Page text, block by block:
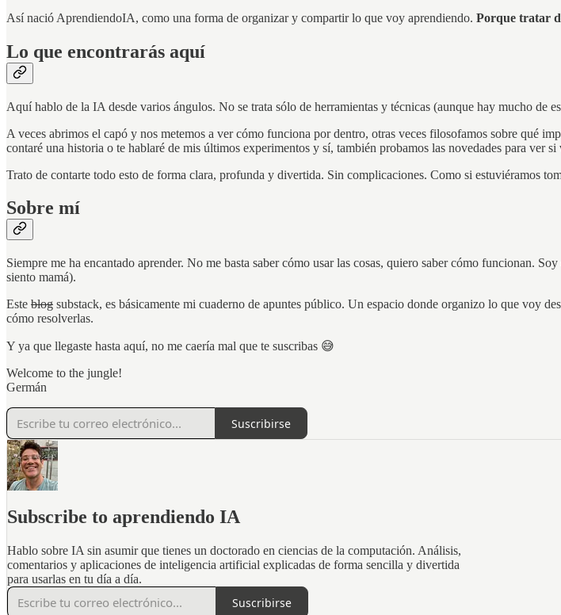
Así nació AprendiendoIA, como una forma de organizar y compartir lo que voy aprendiendo. Porque tratar
Lo que encontrarás aquí
Aquí hablo de la IA desde varios ángulos. No se trata sólo de herramientas y técnicas (aunque hay mucho de
A veces abrimos el capó y nos metemos a ver cómo funciona por dentro, otras veces filosofamos sobre qué
contaré una historia o te hablaré de mis últimos experimentos y sí, también probamos las novedades para ver
Trato de contarte todo esto de forma clara, profunda y divertida. Sin complicaciones. Como si estuviéramos
Sobre mí
Siempre me ha encantado aprender. No me basta saber cómo usar las cosas, quiero saber cómo funcionan.
siento mamá).
Este blog substack, es básicamente mi cuaderno de apuntes público. Un espacio donde organizo lo que voy
cómo resolverlas.
Y ya que llegaste hasta aquí, no me caería mal que te suscribas 😅
Welcome to the jungle!
Germán
Suscribirse
Subscribe to aprendiendo IA
Hablo sobre IA sin asumir que tienes un doctorado en ciencias de la computación. Análisis,
comentarios y aplicaciones de inteligencia artificial explicadas de forma sencilla y divertida
para usarlas en tu día a día.
Suscribirse